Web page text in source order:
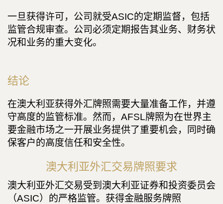
一旦获得许可，公司就受ASIC的定期监督，包括
监管合规审查。公司必须定期报告其业务、财务状
况和业务的重大变化。
结论
在澳大利亚获得外汇牌照需要大量准备工作，并遵
守高度的监管标准。然而，AFSL牌照为在世界主
要金融市场之一开展业务提供了重要机会，同时确
保客户的高度信任和安全性。
澳大利亚外汇交易牌照要求
澳大利亚外汇交易受到澳大利亚证券和投资委员会
（ASIC）的严格监管。获得金融服务牌照